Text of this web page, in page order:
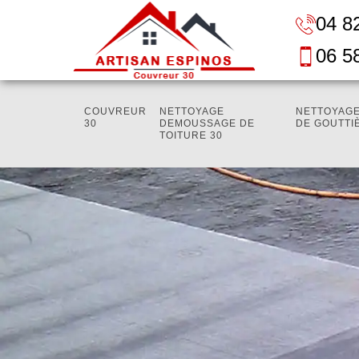
04
06
COUVREUR
30
NETTOYAGE
DEMOUSSAGE DE
TOITURE 30
DE